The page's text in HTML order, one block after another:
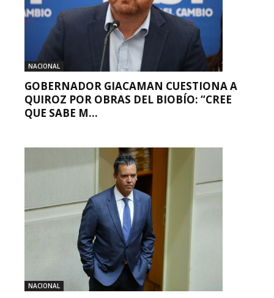
NACIONAL
GOBERNADOR GIACAMAN CUESTIONA A
QUIROZ POR OBRAS DEL BIOBÍO: “CREE
QUE SABE M...
NACIONAL